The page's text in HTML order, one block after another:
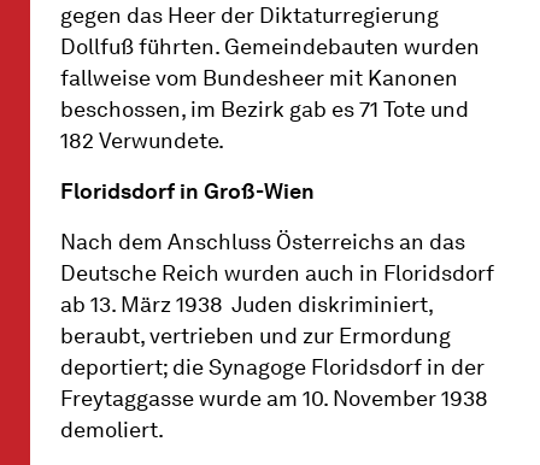
gegen das Heer der Diktaturregierung
Dollfuß führten. Gemeindebauten wurden
fallweise vom Bundesheer mit Kanonen
beschossen, im Bezirk gab es 71 Tote und
182 Verwundete.
Floridsdorf in Groß-Wien
Nach dem Anschluss Österreichs an das
Deutsche Reich wurden auch in Floridsdorf
ab 13. März 1938 Juden diskriminiert,
beraubt, vertrieben und zur Ermordung
deportiert; die Synagoge Floridsdorf in der
Freytaggasse wurde am 10. November 1938
demoliert.